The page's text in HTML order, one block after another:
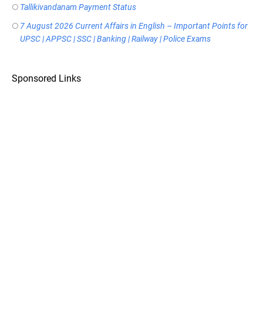
Tallikivandanam Payment Status
7 August 2026 Current Affairs in English – Important Points for
UPSC | APPSC | SSC | Banking | Railway | Police Exams
Sponsored Links